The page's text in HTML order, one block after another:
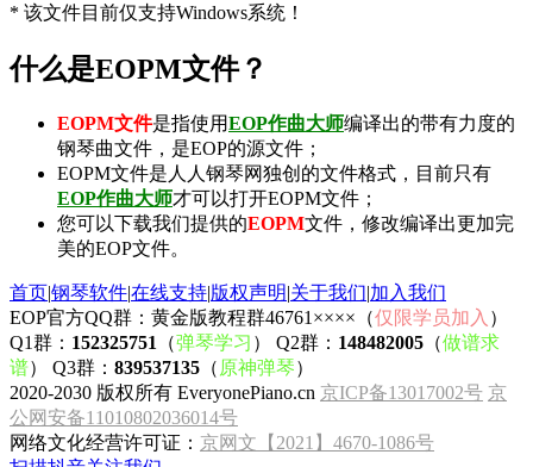
* 该文件目前仅支持Windows系统！
什么是EOPM文件？
EOPM文件是指使用EOP作曲大师编译出的带有力度的
钢琴曲文件，是EOP的源文件；
EOPM文件是人人钢琴网独创的文件格式，目前只有
EOP作曲大师才可以打开EOPM文件；
您可以下载我们提供的EOPM文件，修改编译出更加完
美的EOP文件。
首页|钢琴软件|在线支持|版权声明|关于我们|加入我们
EOP官方QQ群：黄金版教程群46761××××（仅限学员加入 ）
Q1群： 152325751 （弹琴学习 ） Q2群： 148482005 （做谱求
谱） Q3群： 839537135 （ 原神弹琴）
2020-2030 版权所有 EveryonePiano.cn 京ICP备13017002号 京
公网安备11010802036014号
网络文化经营许可证： 京网文【2021】4670-1086号